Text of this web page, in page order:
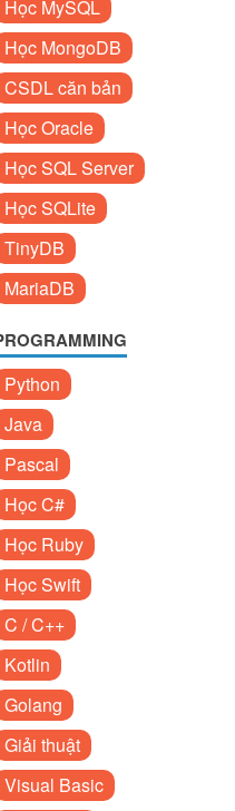
Học MySQL
Học MongoDB
CSDL căn bản
Học Oracle
Học SQL Server
Học SQLite
TinyDB
MariaDB
Python
Java
Pascal
Học C#
Học Ruby
Học Swift
C / C++
Kotlin
Golang
Giải thuật
Visual Basic